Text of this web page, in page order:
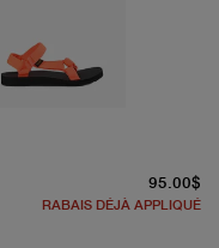
95.00$
RABAIS DÉJÀ APPLIQUÉ